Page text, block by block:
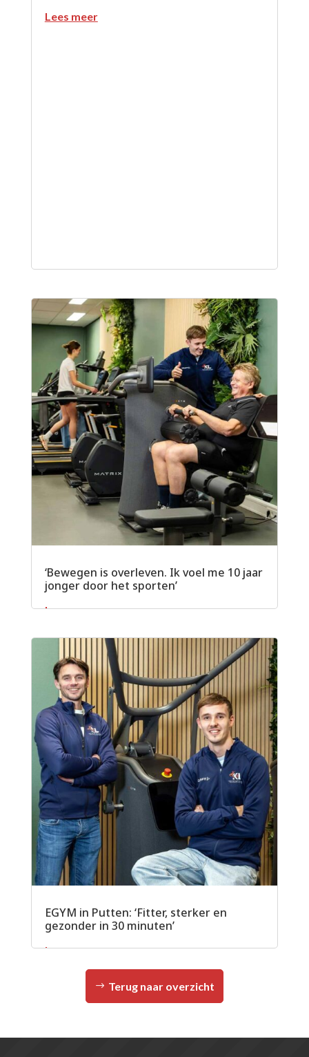
Lees meer
‘Bewegen is overleven. Ik voel me 10 jaar
jonger door het sporten’
Lees meer
EGYM in Putten: ‘Fitter, sterker en
gezonder in 30 minuten’
Lees meer
Terug naar overzicht